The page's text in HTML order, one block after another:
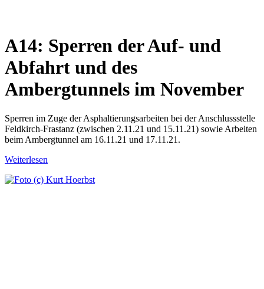
A14: Sperren der Auf- und
Abfahrt und des
Ambergtunnels im November
Sperren im Zuge der Asphaltierungsarbeiten bei der Anschlussstelle
Feldkirch-Frastanz (zwischen 2.11.21 und 15.11.21) sowie Arbeiten
beim Ambergtunnel am 16.11.21 und 17.11.21.
Weiterlesen